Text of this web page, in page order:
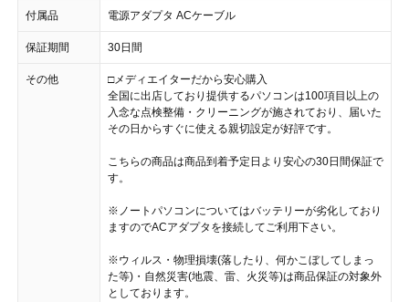
付属品 電源アダプタ ACケーブル
保証期間 30日間
その他
□メディエイターだから安心購入
全国に出店しており提供するパソコンは100項目以上の
入念な点検整備・クリーニングが施されており、届いた
その日からすぐに使える親切設定が好評です。
こちらの商品は商品到着予定日より安心の30日間保証で
す。
※ノートパソコンについてはバッテリーが劣化しており
ますのでACアダプタを接続してご利用下さい。
※ウィルス・物理損壊(落したり、何かこぼしてしまっ
た等)・自然災害(地震、雷、火災等)は商品保証の対象外
としております。